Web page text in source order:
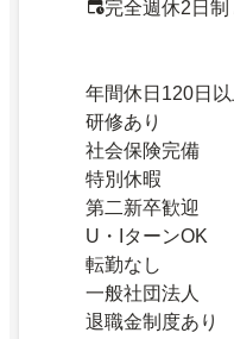
完全週休2日
年間休日120日以
研修あり
社会保険完備
特別休暇
第二新卒歓迎
U・IターンOK
転勤なし
一般社団法人
退職金制度あり